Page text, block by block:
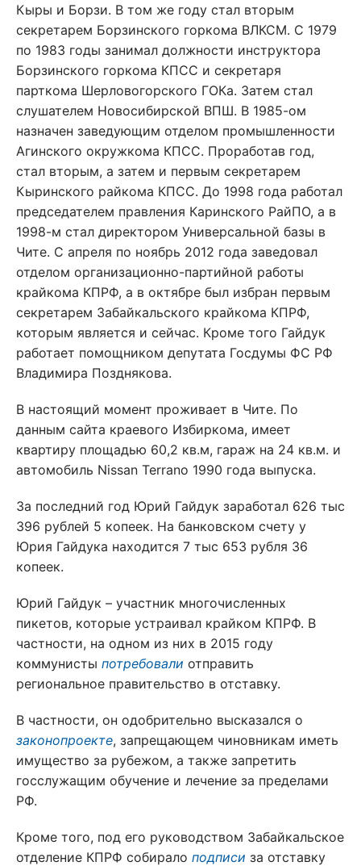
Кыры и Борзи. В том же году стал вторым
секретарем Борзинского горкома ВЛКСМ. С 1979
по 1983 годы занимал должности инструктора
Борзинского горкома КПСС и секретаря
парткома Шерловогорского ГОКа. Затем стал
слушателем Новосибирской ВПШ. В 1985-ом
назначен заведующим отделом промышленности
Агинского окружкома КПСС. Проработав год,
стал вторым, а затем и первым секретарем
Кыринского райкома КПСС. До 1998 года работал
председателем правления Каринского РайПО, а в
1998-м стал директором Универсальной базы в
Чите. С апреля по ноябрь 2012 года заведовал
отделом организационно-партийной работы
крайкома КПРФ, а в октябре был избран первым
секретарем Забайкальского крайкома КПРФ,
которым является и сейчас. Кроме того Гайдук
работает помощником депутата Госдумы ФС РФ
Владимира Позднякова.
В настоящий момент проживает в Чите. По
данным сайта краевого Избиркома, имеет
квартиру площадью 60,2 кв.м, гараж на 24 кв.м. и
автомобиль Nissan Terrano 1990 года выпуска.
За последний год Юрий Гайдук заработал 626 тыс
396 рублей 5 копеек. На банковском счету у
Юрия Гайдука находится 7 тыс 653 рубля 36
копеек.
Юрий Гайдук – участник многочисленных
пикетов, которые устраивал крайком КПРФ. В
частности, на одном из них в 2015 году
коммунисты потребовали отправить
региональное правительство в отставку.
В частности, он одобрительно высказался о
законопроекте, запрещающем чиновникам иметь
имущество за рубежом, а также запретить
госслужащим обучение и лечение за пределами
РФ.
Кроме того, под его руководством Забайкальское
отделение КПРФ собирало подписи за отставку